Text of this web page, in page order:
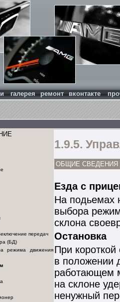
галерея ремонт вконтакте
передач
(БД)
режима движения
1.9.5.
ОБЩИЕ СВЕДЕНИЯ
Езда с
На подьемах
выбора
склона
Остановка
При
в положении
работающем
на склоне
ненужный